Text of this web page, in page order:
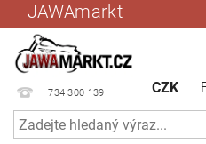
JAWAmarkt
734 300 139 CZK